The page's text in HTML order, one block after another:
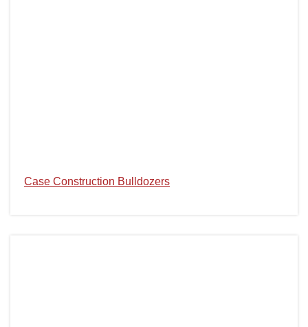
Case Construction Bulldozers